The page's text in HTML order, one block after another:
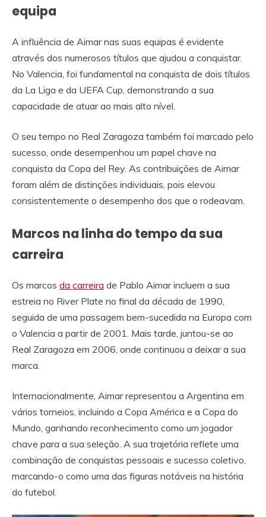
equipa
A influência de Aimar nas suas equipas é evidente
através dos numerosos títulos que ajudou a conquistar.
No Valencia, foi fundamental na conquista de dois títulos
da La Liga e da UEFA Cup, demonstrando a sua
capacidade de atuar ao mais alto nível.
O seu tempo no Real Zaragoza também foi marcado pelo
sucesso, onde desempenhou um papel chave na
conquista da Copa del Rey. As contribuições de Aimar
foram além de distinções individuais, pois elevou
consistentemente o desempenho dos que o rodeavam.
Marcos na linha do tempo da sua
carreira
Os marcos da carreira de Pablo Aimar incluem a sua
estreia no River Plate no final da década de 1990,
seguida de uma passagem bem-sucedida na Europa com
o Valencia a partir de 2001. Mais tarde, juntou-se ao
Real Zaragoza em 2006, onde continuou a deixar a sua
marca.
Internacionalmente, Aimar representou a Argentina em
vários torneios, incluindo a Copa América e a Copa do
Mundo, ganhando reconhecimento como um jogador
chave para a sua seleção. A sua trajetória reflete uma
combinação de conquistas pessoais e sucesso coletivo,
marcando-o como uma das figuras notáveis na história
do futebol.